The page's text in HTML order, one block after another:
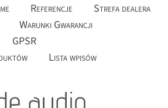
Referencje
Strefa dealera
Warunki Gwarancji
GPSR
Lista wpisów